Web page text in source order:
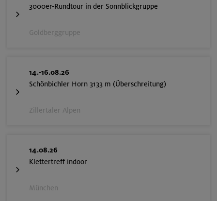
3000er-Rundtour in der Sonnblickgruppe
Goldberggruppe
14.-16.08.26
Schönbichler Horn 3133 m (Überschreitung)
Zillertaler Alpen
14.08.26
Klettertreff indoor
München